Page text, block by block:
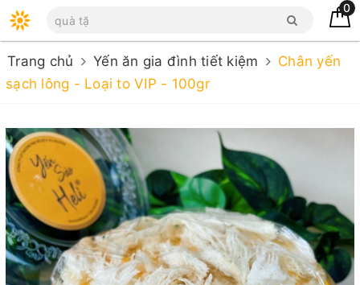
0
Trang chủ Yến ăn gia đình tiết kiệm
Chân yến
sạch lông - Loại to VIP - 100gr